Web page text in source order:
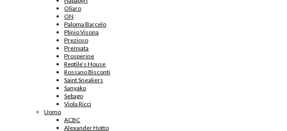
Oliaro
ON
Paloma Barcelo
Plinio Visona
Prezioso
Premiata
Prosperine
Reptile’s House
Rossano Bisconti
Saint Sneakers
Sanyako
Sebago
Viola Ricci
Uomo
ACBC
Alexander Hotto